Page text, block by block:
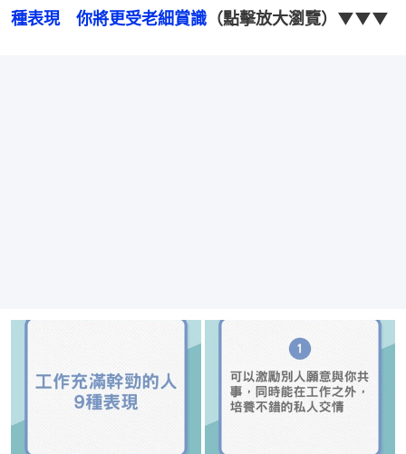
種表現　你將更受老細賞識 （點擊放大瀏覽）▼▼▼